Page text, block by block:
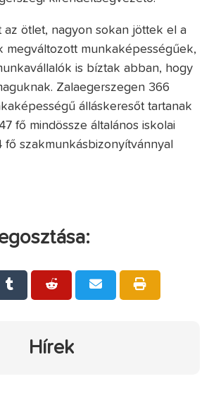
ötlet, nagyon sokan jöttek el a
megváltozott munkaképességűek,
is bíztak abban, hogy
Zalaegerszegen 366
álláskeresőt tartanak
fő mindössze általános iskolai
fő szakmunkásbizonyítvánnyal
Hírek